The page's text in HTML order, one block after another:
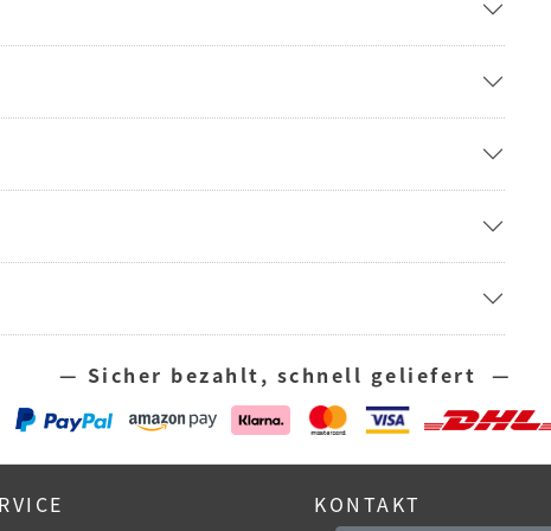
— Sicher bezahlt, schnell geliefert —
KONTAKT